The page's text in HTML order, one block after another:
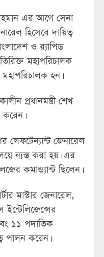
এর আগে সেনা
হিসেবে দায়িত্ব
ও র‌্যাপিড
মহাপরিচালক
হন।
প্রধানমন্ত্রী শেখ
লেফটেন্যান্ট জেনারেল
ন্যস্ত করা হয়। এর
কমান্ড্যান্ট ছিলেন।
মাস্টার জেনারেল,
ইন্টেলিজেন্সের
১১ পদাতিক
পালন করেন।